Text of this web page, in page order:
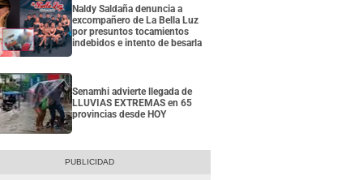
Naldy Saldaña denuncia a
excompañero de La Bella Luz
por presuntos tocamientos
indebidos e intento de besarla
Senamhi advierte llegada de
LLUVIAS EXTREMAS en 65
provincias desde HOY